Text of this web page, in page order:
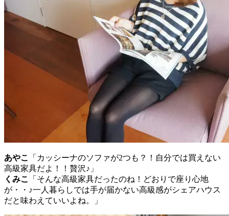
あやこ
「カッシーナのソファが2つも？！自分では買えない
高級家具だよ！！贅沢♪」
くみこ
「そんな高級家具だったのね！どおりで座り心地
が・・♪一人暮らしでは手が届かない高級感がシェアハウス
だと味わえていいよね。」